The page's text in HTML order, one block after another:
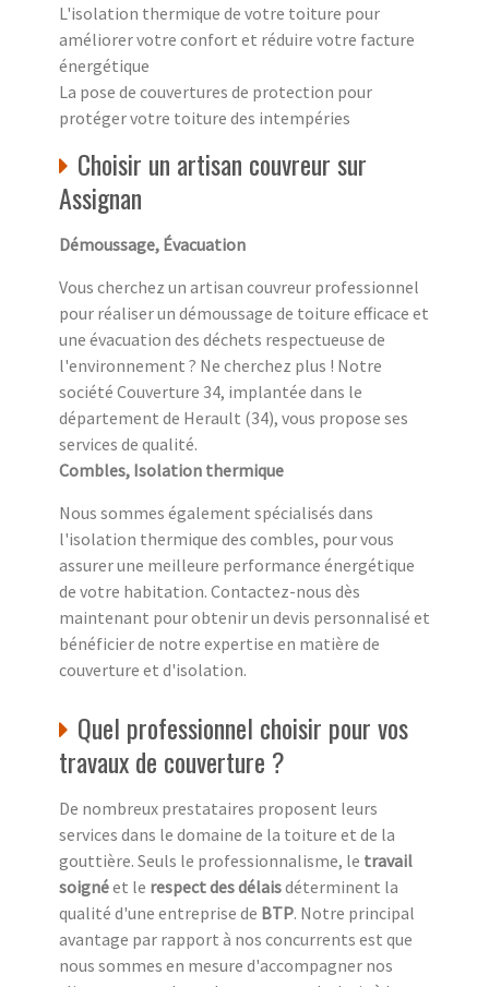
L'isolation thermique de votre toiture pour
améliorer votre confort et réduire votre facture
énergétique
La pose de couvertures de protection pour
protéger votre toiture des intempéries
Choisir un artisan couvreur sur
Assignan
Démoussage, Évacuation
Vous cherchez un artisan couvreur professionnel
pour réaliser un démoussage de toiture efficace et
une évacuation des déchets respectueuse de
l'environnement ? Ne cherchez plus ! Notre
société Couverture 34, implantée dans le
département de Herault (34), vous propose ses
services de qualité.
Combles, Isolation thermique
Nous sommes également spécialisés dans
l'isolation thermique des combles, pour vous
assurer une meilleure performance énergétique
de votre habitation. Contactez-nous dès
maintenant pour obtenir un devis personnalisé et
bénéficier de notre expertise en matière de
couverture et d'isolation.
Quel professionnel choisir pour vos
travaux de couverture ?
De nombreux prestataires proposent leurs
services dans le domaine de la toiture et de la
gouttière. Seuls le professionnalisme, le travail
soignéet le respect des délaisdéterminent la
qualité d'une entreprise de BTP. Notre principal
avantage par rapport à nos concurrents est que
nous sommes en mesure d'accompagner nos